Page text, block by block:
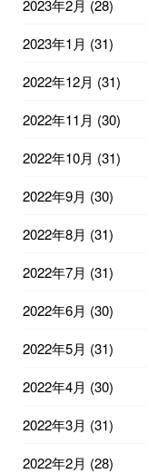
2023年2月 (28)
2023年1月 (31)
2022年12月 (31)
2022年11月 (30)
2022年10月 (31)
2022年9月 (30)
2022年8月 (31)
2022年7月 (31)
2022年6月 (30)
2022年5月 (31)
2022年4月 (30)
2022年3月 (31)
2022年2月 (28)